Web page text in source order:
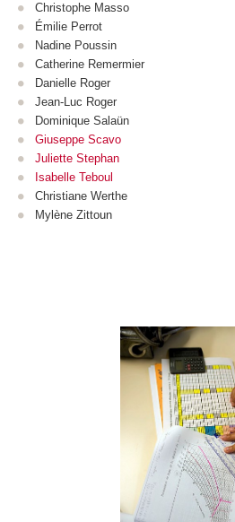
Christophe Masso
Émilie Perrot
Nadine Poussin
Catherine Remermier
Danielle Roger
Jean-Luc Roger
Dominique Salaün
Giuseppe Scavo
Juliette Stephan
Isabelle Teboul
Christiane Werthe
Mylène Zittoun